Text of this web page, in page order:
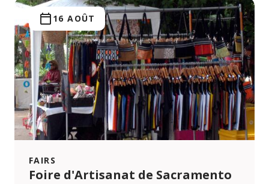
FAIRS
Foire d'Artisanat de Sacramento
16 AOÛT